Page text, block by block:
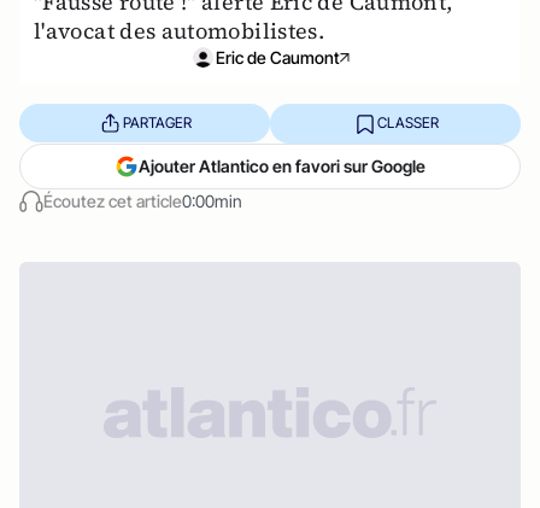
l'avocat des automobilistes.
Eric de Caumont
Écoutez cet article0:00min
PARTAGER CLASSER
Ajouter Atlantico en favori sur Google